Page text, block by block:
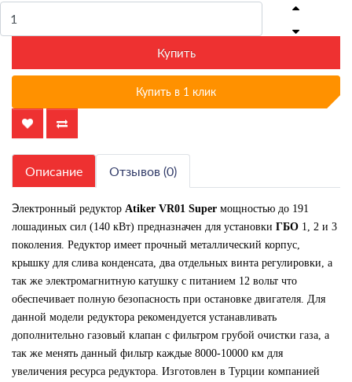
Купить
Купить в 1 клик
Описание Отзывов (0)
Электронный редуктор Atiker VR01 Super мощностью до 191
лошадиных сил (140 кВт) предназначен для установки ГБО 1, 2 и 3
поколения. Редуктор имеет прочный металлический корпус,
крышку для слива конденсата, два отдельных винта регулировки, а
так же электромагнитную катушку с питанием 12 вольт что
обеспечивает полную безопасность при остановке двигателя. Для
данной модели редуктора рекомендуется устанавливать
дополнительно газовый клапан с фильтром грубой очистки газа, а
так же менять данный фильтр каждые 8000-10000 км для
увеличения ресурса редуктора. Изготовлен в Турции компанией